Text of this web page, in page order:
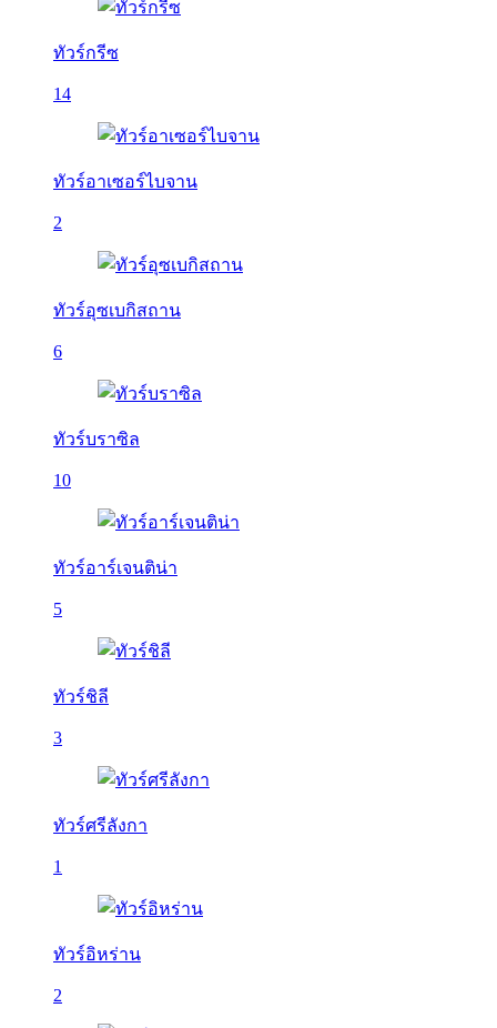
ทัวร์กรีซ
14
ทัวร์อาเซอร์ไบจาน
2
ทัวร์อุซเบกิสถาน
6
ทัวร์บราซิล
10
ทัวร์อาร์เจนติน่า
5
ทัวร์ชิลี
3
ทัวร์ศรีลังกา
1
ทัวร์อิหร่าน
2